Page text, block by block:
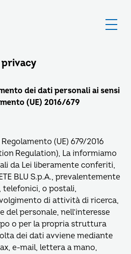
dei dati personali ai sensi
(UE) 2016/679
(UE) 679/2016
Regulation), La informiamo
da Lei liberamente conferiti,
BLU S.p.A., prevalentemente
telefonici, o postali,
di attività di ricerca,
del personale, nell’interesse
o per la propria struttura
dei dati avviene mediante
e-mail, lettera a mano,